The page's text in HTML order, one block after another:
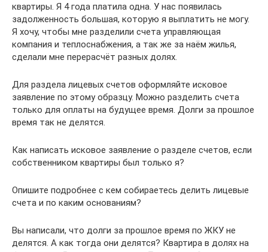
квартиры. Я 4 года платила одна. У нас появилась
задолженность большая, которую я выплатить не могу.
Я хочу, чтобы мне разделили счета управляющая
компания и теплоснабжения, а так же за наём жилья,
сделали мне перерасчёт разных долях.
Для раздела лицевых счетов оформляйте исковое
заявление по этому образцу. Можно разделить счета
только для оплаты на будущее время. Долги за прошлое
время так не делятся.
Как написать исковое заявление о разделе счетов, если
собственником квартиры был только я?
Опишите подробнее с кем собираетесь делить лицевые
счета и по каким основаниям?
Вы написали, что долги за прошлое время по ЖКУ не
делятся. А как тогда они делятся? Квартира в долях на